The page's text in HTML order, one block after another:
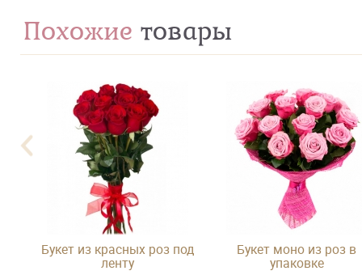
Похожие товары
Букет из красных роз под
ленту
Букет моно из роз в
упаковке